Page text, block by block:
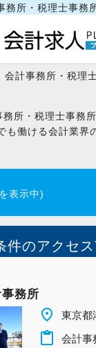
所・税理士事務
ログイン
最近見た求人
マイリスト
今すぐ会員
会計事務所・税理
所・税理士事務
も働ける会計業界
表示中)
件のアクセ
務所
place 東京都
content_paste 会計事